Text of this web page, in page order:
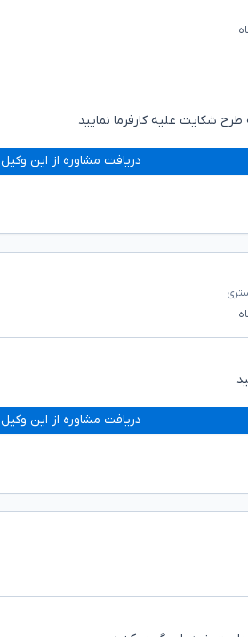
شکایت علیه کارفرما نمایید
دریافت مشاوره از این وکیل
دریافت مشاوره از این وکیل